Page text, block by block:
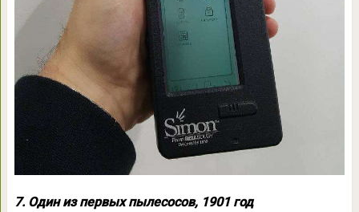
7. Один из первых пылесосов, 1901 год